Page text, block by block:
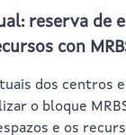
reserva de
con
dos centros
o bloque
e os